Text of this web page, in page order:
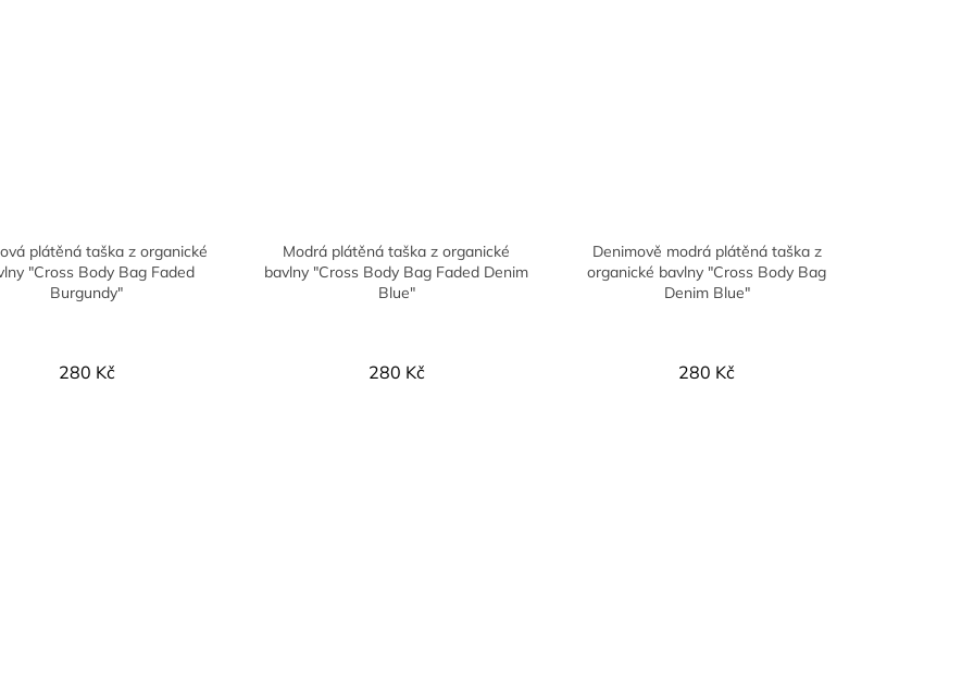
plátěná taška z organické
"Cross Body Bag Faded
Burgundy"
280 Kč
Modrá plátěná taška z organické
bavlny "Cross Body Bag Faded Denim
Blue"
280 Kč
Denimově modrá plátěná taška z
organické bavlny "Cross Body Bag
Denim Blue"
280 Kč